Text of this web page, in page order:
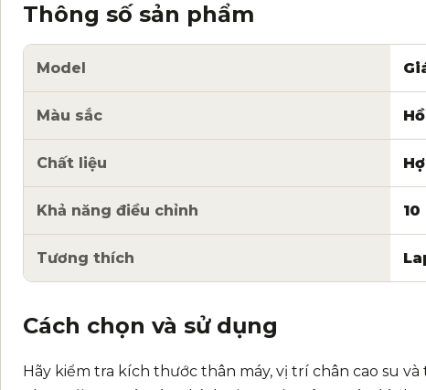
Thông số sản phẩm
Model
Màu sắc
Chất liệu
Khả năng điều chỉnh
Tương thích
Cách chọn và sử dụng
Hãy kiểm tra kích thước thân máy, vị trí chân cao su